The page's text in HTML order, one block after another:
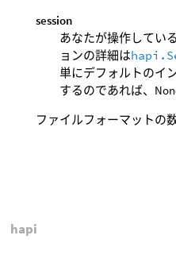
session
あなたが操作してい
ョンの詳細は
単にデフォルトのイ
するのであれば、
ファイルフォーマットの
hapi